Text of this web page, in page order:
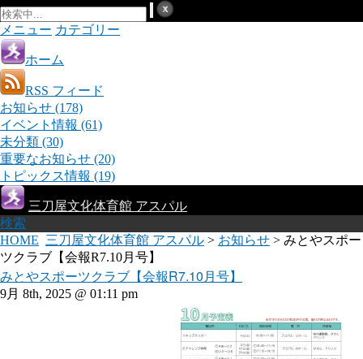
メニュー カテゴリー
ホーム
RSS フィード
お知らせ (178)
イベント情報 (61)
未分類 (30)
重要なお知らせ (20)
トピックス情報 (19)
三刀屋文化体育館 アスパル
検索
HOME 三刀屋文化体育館 アスパル > お知らせ > みとやスポー
ツクラブ【会報R7.10月号】
みとやスポーツクラブ【会報R7.10月号】
9月 8th, 2025 @ 01:11 pm